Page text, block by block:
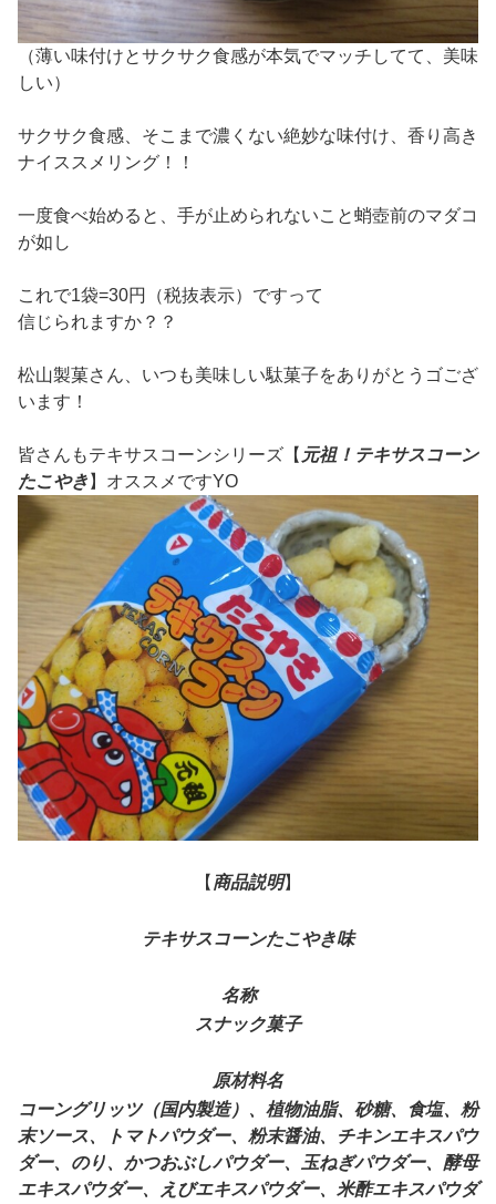
（薄い味付けとサクサク食感が本気でマッチしてて、美味
しい）
サクサク食感、そこまで濃くない絶妙な味付け、香り高き
ナイススメリング！！
一度食べ始めると、手が止められないこと蛸壺前のマダコ
が如し
これで1袋=30円（税抜表示）ですって
信じられますか？？
松山製菓さん、いつも美味しい駄菓子をありがとうゴござ
います！
皆さんもテキサスコーンシリーズ【 元祖！テキサスコーン
たこやき 】オススメですYO
【 商品説明】
テキサスコーンたこやき味
名称
スナック菓子
原材料名
コーングリッツ（国内製造）、植物油脂、砂糖、食塩、粉
末ソース、トマトパウダー、粉末醤油、チキンエキスパウ
ダー、のり、かつおぶしパウダー、玉ねぎパウダー、酵母
エキスパウダー、えびエキスパウダー、米酢エキスパウダ